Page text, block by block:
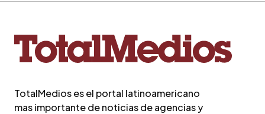
TotalMedios es el portal latinoamericano
mas importante de noticias de agencias y